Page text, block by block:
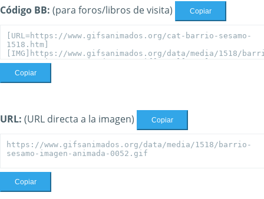
Código BB: (para foros/libros de visita) Copiar
Copiar
URL: (URL directa a la imagen) Copiar
Copiar